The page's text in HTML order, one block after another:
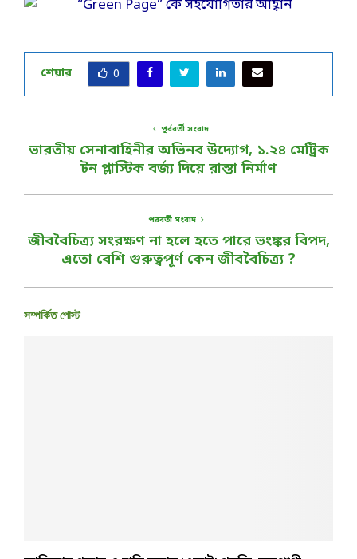
শেয়ার 0
পূর্ববর্তী সংবাদ
ভারতীয় সেনাবাহিনীর অভিনব উদ্যোগ, ‌১.‌২৪ মেট্রিক
টন প্লাস্টিক বর্জ্য দিয়ে রাস্তা নির্মাণ
পরবর্তী সংবাদ
জীববৈচিত্র্য সংরক্ষণ না হলে হতে পারে ভংঙ্কর বিপদ,
এতো বেশি গুরুত্বপূর্ণ কেন জীববৈচিত্র্য ?
সম্পর্কিত পোস্ট